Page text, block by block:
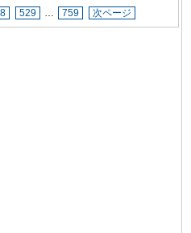
529 … 759 次ページ